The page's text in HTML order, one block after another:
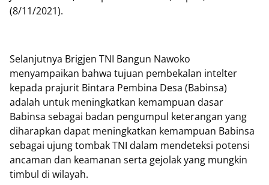
(8/11/2021).
Selanjutnya Brigjen TNI Bangun Nawoko
menyampaikan bahwa tujuan pembekalan intelter
kepada prajurit Bintara Pembina Desa (Babinsa)
adalah untuk meningkatkan kemampuan dasar
Babinsa sebagai badan pengumpul keterangan yang
diharapkan dapat meningkatkan kemampuan Babinsa
sebagai ujung tombak TNI dalam mendeteksi potensi
ancaman dan keamanan serta gejolak yang mungkin
timbul di wilayah.